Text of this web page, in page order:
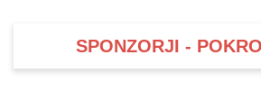
SPONZORJI -